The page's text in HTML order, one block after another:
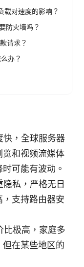
载对速度的影响？
防火墙吗？
请求？
办？
快，全球服务器
览和视频流媒体
可能有波动。
私，严格无日
支持路由器安
比极高，家庭多
在某些地区的